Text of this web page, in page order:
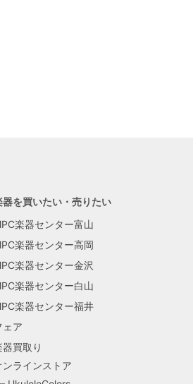
器を買いたい・売りたい
楽器センター富山
楽器センター高岡
楽器センター金沢
楽器センター白山
楽器センター福井
ェア
器買取り
ンラインストア